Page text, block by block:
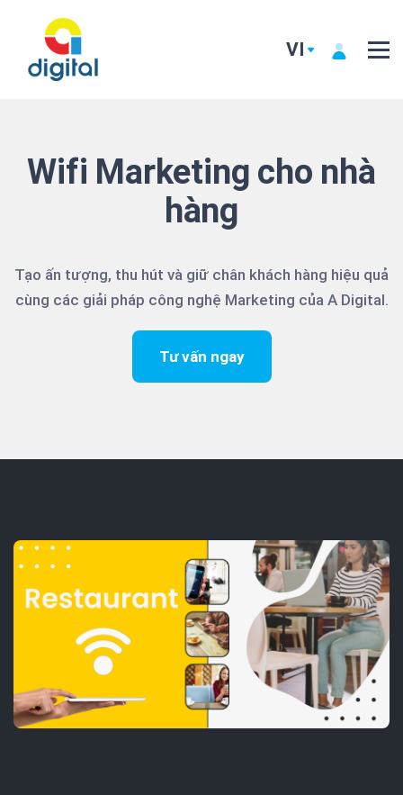
VI
Wifi Marketing cho nhà
hàng
Tạo ấn tượng, thu hút và giữ chân khách hàng hiệu quả
cùng các giải pháp công nghệ Marketing của A Digital.
Tư vấn ngay